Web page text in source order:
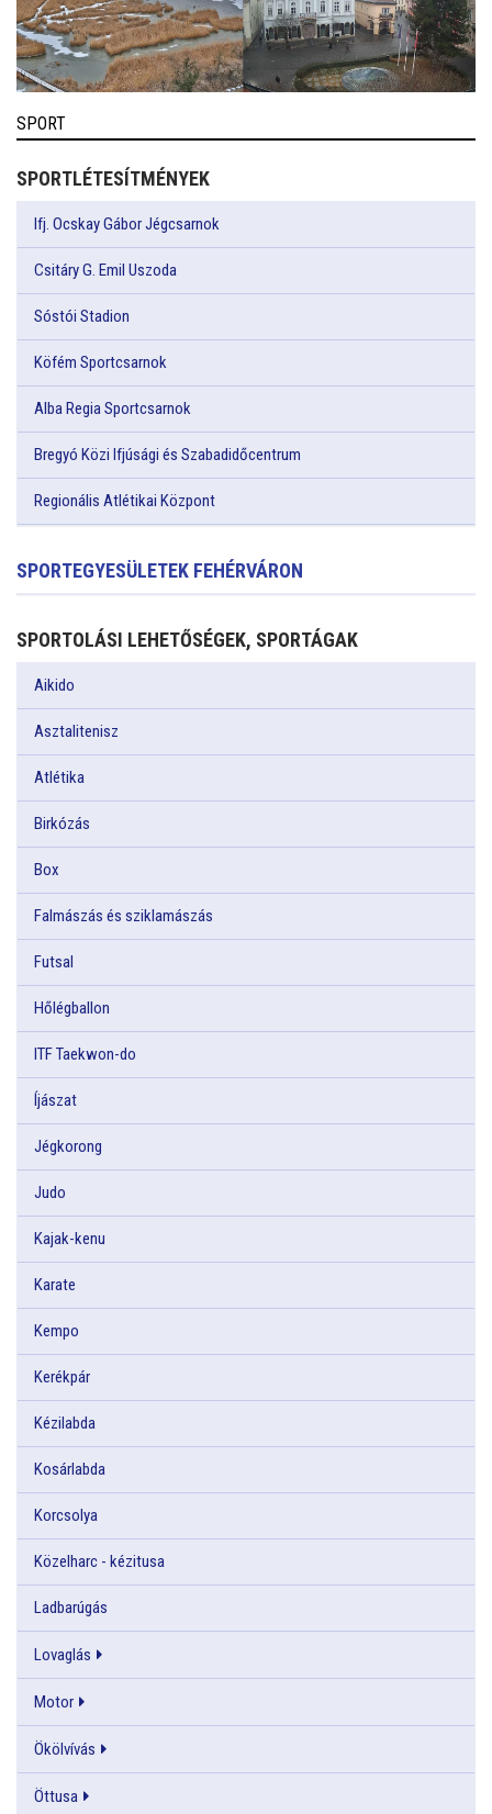
SPORT
SPORTLÉTESÍTMÉNYEK
Ifj. Ocskay Gábor Jégcsarnok
Csitáry G. Emil Uszoda
Sóstói Stadion
Köfém Sportcsarnok
Alba Regia Sportcsarnok
Bregyó Közi Ifjúsági és Szabadidőcentrum
Regionális Atlétikai Központ
SPORTEGYESÜLETEK FEHÉRVÁRON
SPORTOLÁSI LEHETŐSÉGEK, SPORTÁGAK
Aikido
Asztalitenisz
Atlétika
Birkózás
Box
Falmászás és sziklamászás
Futsal
Hőlégballon
ITF Taekwon-do
Íjászat
Jégkorong
Judo
Kajak-kenu
Karate
Kempo
Kerékpár
Kézilabda
Kosárlabda
Korcsolya
Közelharc - kézitusa
Ladbarúgás
Lovaglás
Motor
Ökölvívás
Öttusa